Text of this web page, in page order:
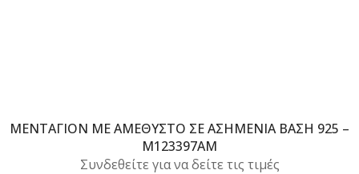
ΜΕΝΤΑΓΙΌΝ ΜΕ ΑΜΈΘΥΣΤΟ ΣΕ ΑΣΗΜΈΝΙΑ ΒΆΣΗ 925 –
M123397AM
Συνδεθείτε για να δείτε τις τιμές